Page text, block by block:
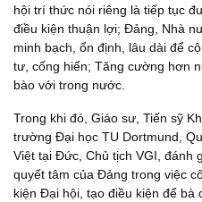
hội trí thức nói riêng là tiếp tục
điều kiện thuận lợi; Đảng, Nhà
minh bạch, ổn định, lâu dài để
tư, cống hiến; Tăng cường hơn
bào với trong nước.
Trong khi đó, Giáo sư, Tiến sỹ
trường Đại học TU Dortmund,
Việt tại Đức, Chủ tịch VGI, đánh
quyết tâm của Đảng trong việc
kiện Đại hội, tạo điều kiện để bà